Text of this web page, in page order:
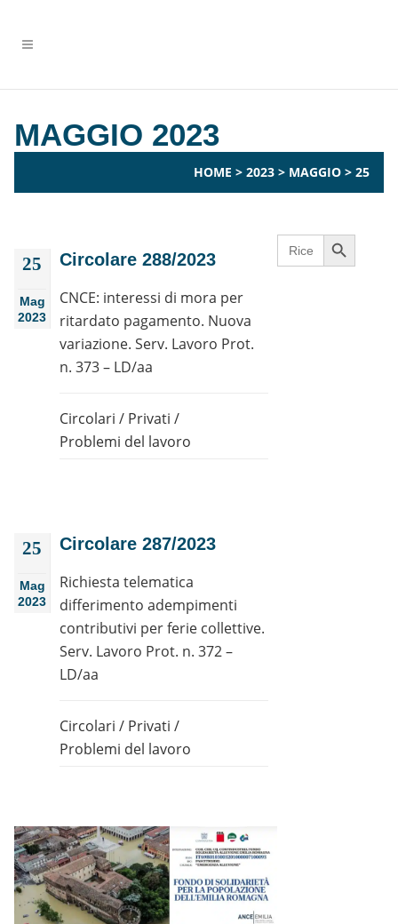
MAGGIO 2023
HOME > 2023 > MAGGIO > 25
25
Mag
2023
Circolare 288/2023
CNCE: interessi di mora per
ritardato pagamento. Nuova
variazione. Serv. Lavoro Prot.
n. 373 – LD/aa
Circolari / Privati /
Problemi del lavoro
25
Mag
2023
Circolare 287/2023
Richiesta telematica
differimento adempimenti
contributivi per ferie collettive.
Serv. Lavoro Prot. n. 372 –
LD/aa
Circolari / Privati /
Problemi del lavoro
Search
for:
Search Button